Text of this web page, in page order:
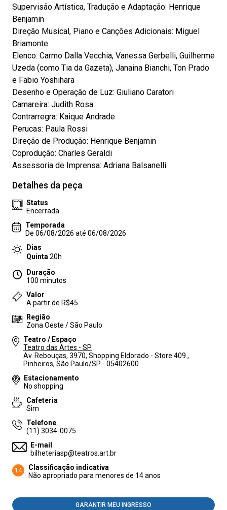
Supervisão Artística, Tradução e Adaptação: Henrique
Benjamin
Direção Musical, Piano e Canções Adicionais: Miguel
Briamonte
Elenco: Carmo Dalla Vecchia, Vanessa Gerbelli, Guilherme
Uzeda (como Tia da Gazeta), Janaina Bianchi, Ton Prado
e Fabio Yoshihara
Desenho e Operação de Luz: Giuliano Caratori
Camareira: Judith Rosa
Contrarregra: Kaique Andrade
Perucas: Paula Rossi
Direção de Produção: Henrique Benjamin
Coprodução: Charles Geraldi
Assessoria de Imprensa: Adriana Balsanelli
Detalhes da peça
Status
Encerrada
Temporada
De 06/08/2026 até 06/08/2026
Dias
Quinta 20h
Duração
100 minutos
Valor
A partir de R$45
Região
Zona Oeste / São Paulo
Teatro / Espaço
Teatro das Artes - SP
Av. Rebouças, 3970, Shopping Eldorado - Store 409 ,
Pinheiros, São Paulo/SP - 05402600
Estacionamento
No shopping
Cafeteria
Sim
Telefone
(11) 3034-0075
E-mail
bilheteriasp@teatros.art.br
14
Classificação indicativa
Não apropriado para menores de 14 anos
GARANTIR MEU INGRESSO